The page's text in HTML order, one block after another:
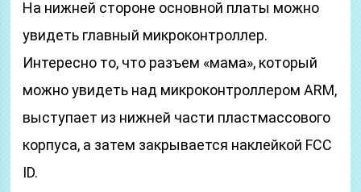
На нижней стороне основной платы можно
увидеть главный микроконтроллер.
Интересно то, что разъем «мама», который
можно увидеть над микроконтроллером ARM,
выступает из нижней части пластмассового
корпуса, а затем закрывается наклейкой FCC
ID.